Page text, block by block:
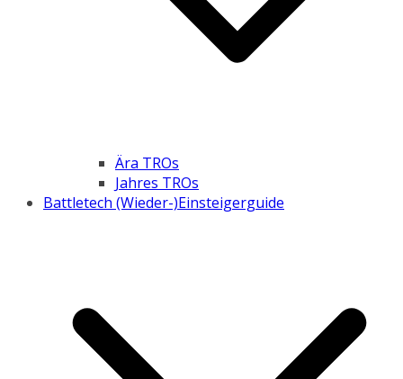
Ära TROs
Jahres TROs
Battletech (Wieder-)Einsteigerguide